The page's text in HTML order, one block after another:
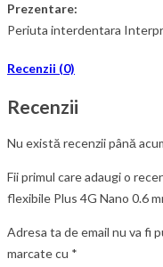
Prezentare:
Periuta interdentara
Recenzii (0)
Recenzii
Nu există recenzii până
Fii primul care adaugi o
flexibile Plus 4G Nano 0.6
Adresa ta de email nu va fi
marcate cu *